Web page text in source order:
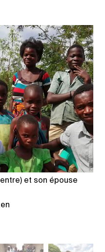
et son épouse